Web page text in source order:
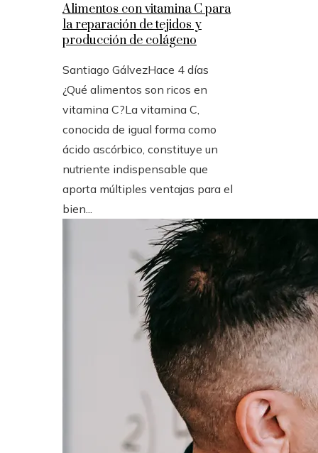
Alimentos con vitamina C para
la reparación de tejidos y
producción de colágeno
Santiago GálvezHace 4 días
¿Qué alimentos son ricos en
vitamina C?La vitamina C,
conocida de igual forma como
ácido ascórbico, constituye un
nutriente indispensable que
aporta múltiples ventajas para el
bien...